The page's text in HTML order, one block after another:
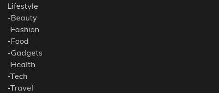
Lifestyle
-Beauty
-Fashion
-Food
-Gadgets
-Health
-Tech
-Travel